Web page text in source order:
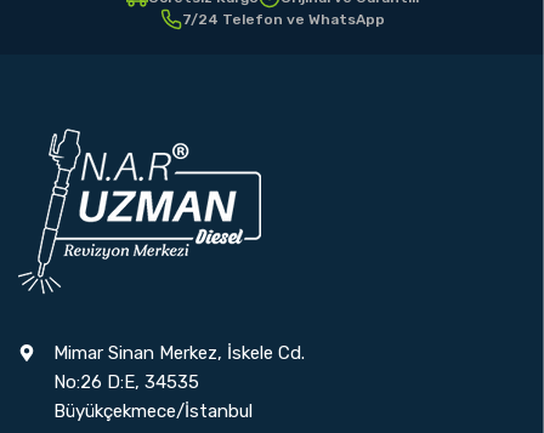
7/24 Telefon ve WhatsApp
Mimar Sinan Merkez, İskele Cd.
No:26 D:E, 34535
Büyükçekmece/İstanbul